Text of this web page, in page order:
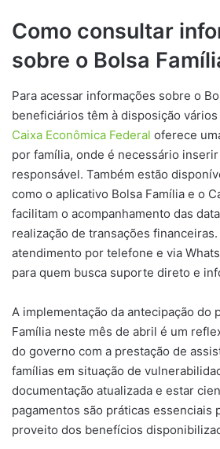
Como consultar
sobre o Bolsa
Para acessar informações sobre o
beneficiários têm à disposição vários
Caixa Econômica Federal oferece
por família, onde é necessário inserir
responsável. Também estão
como o aplicativo Bolsa Família e o
facilitam o acompanhamento das
realização de transações
atendimento por telefone e via
para quem busca suporte direto e
A implementação da antecipação do
Família neste mês de abril é um
do governo com a prestação de
famílias em situação de
documentação atualizada e estar
pagamentos são práticas essenciais
proveito dos benefícios